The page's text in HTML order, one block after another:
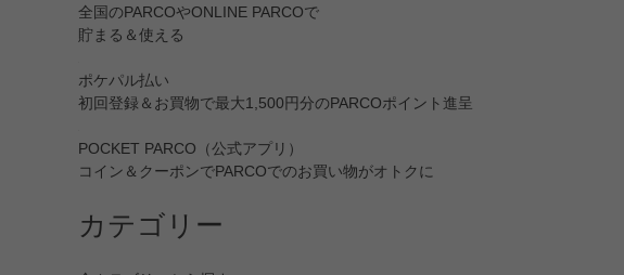
全国のPARCOやONLINE PARCOで
貯まる＆使える
ポケパル払い
初回登録＆お買物で最大1,500円分のPARCOポイント進呈
POCKET PARCO（公式アプリ）
コイン＆クーポンでPARCOでのお買い物がオトクに
カテゴリー